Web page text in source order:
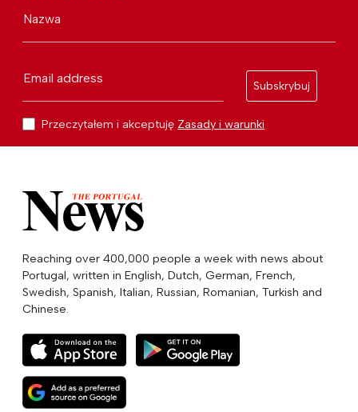
Nazwa
Email address
Subskrybuj
Przeczytałem i akceptuję Zasady i warunki
Reaching over 400,000 people a week with news about
Portugal, written in English, Dutch, German, French,
Swedish, Spanish, Italian, Russian, Romanian, Turkish and
Chinese.